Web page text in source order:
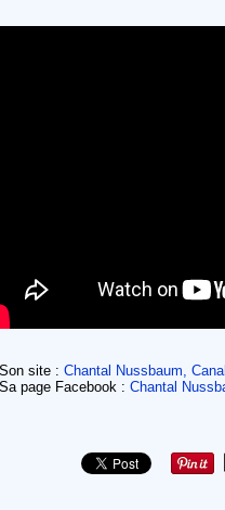
Son site : Chantal Nussbaum,
Sa page Facebook : Chantal